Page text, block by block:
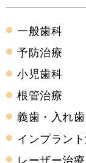
一般歯科
予防治療
小児歯科
根管治療
義歯・入れ歯
インプラン
レーザー治療